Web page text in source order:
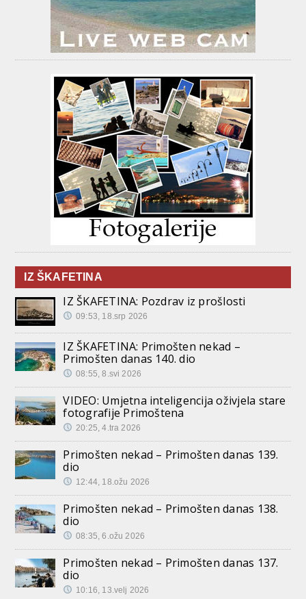
IZ ŠKAFETINA
IZ ŠKAFETINA: Pozdrav iz prošlosti
09:53, 18.srp 2026
IZ ŠKAFETINA: Primošten nekad –
Primošten danas 140. dio
08:55, 8.svi 2026
VIDEO: Umjetna inteligencija oživjela stare
fotografije Primoštena
20:25, 4.tra 2026
Primošten nekad – Primošten danas 139.
dio
12:44, 18.ožu 2026
Primošten nekad – Primošten danas 138.
dio
08:35, 6.ožu 2026
Primošten nekad – Primošten danas 137.
dio
10:16, 13.velj 2026